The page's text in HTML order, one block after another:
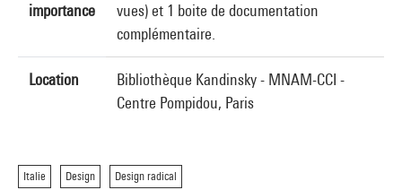
importance
vues) et 1 boite de documentation
complémentaire.
Location
Bibliothèque Kandinsky - MNAM-CCI -
Centre Pompidou, Paris
Italie Design Design radical